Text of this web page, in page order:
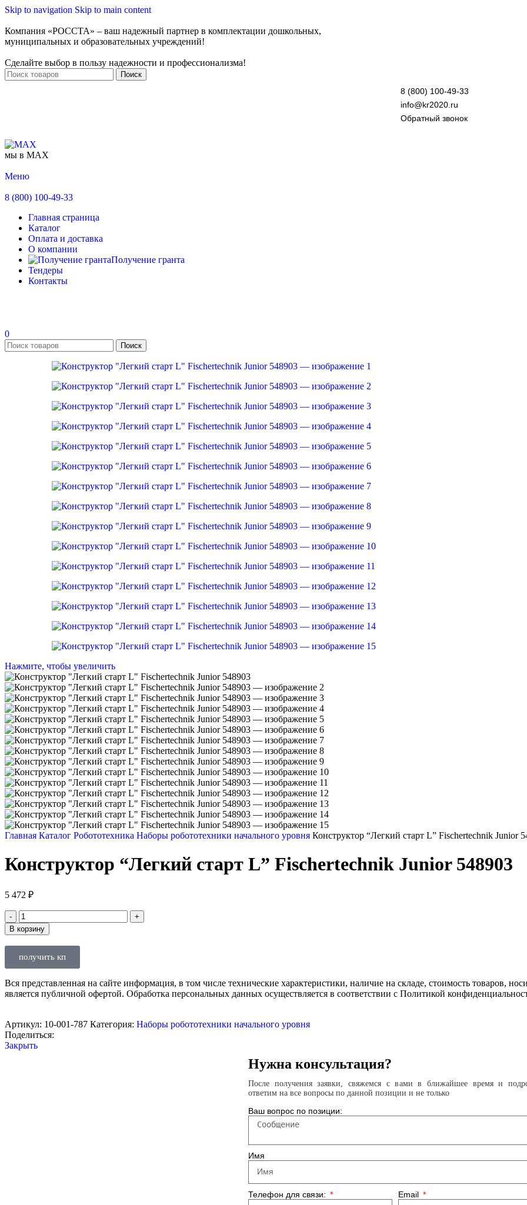
Skip to navigation Skip to main content
Компания «РОССТА» – ваш надежный партнер в комплектации дошкольных,
муниципальных и образовательных учреждений!
Сделайте выбор в пользу надежности и профессионализма!
Поиск
8 (800) 100-49-33
info@kr2020.ru
Обратный звонок
мы в MAX
Меню
8 (800) 100-49-33
Главная страница
Каталог
Оплата и доставка
О компании
Получение гранта
Тендеры
Контакты
0
Поиск
Нажмите, чтобы увеличить
Главная Каталог Робототехника Наборы робототехники начального уровня Конструктор “Легкий старт L” Fischertechnik Junior
Конструктор “Легкий старт L” Fischertechnik Junior 548903
5 472 ₽
В корзину
получить кп
Вся представленная на сайте информация, в том числе технические характеристики, наличие на складе, стоимость товаров,
является публичной офертой. Обработка персональных данных осуществляется в соответствии с Политикой
Артикул: 10-001-787 Категория: Наборы робототехники начального уровня
Поделиться:
Закрыть
Нужна консультация?
После получения заявки, свяжемся с вами в ближайшее время и
ответим на все вопросы по данной позиции и не только
Ваш вопрос по позиции:
Имя
Телефон для связи: Email